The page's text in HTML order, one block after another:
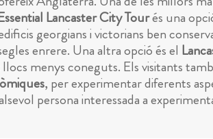
Lancaster City Tourés una
georgians i victorians ben
enrere. Una altra opció és el
menys coneguts. Els visitants
, per experimentar diferents
persona interessada a